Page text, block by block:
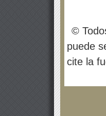
©
puede
cite la